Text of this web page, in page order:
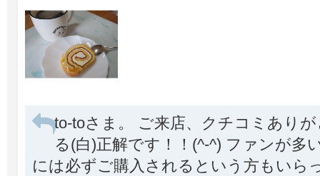
to-toさま。 ご来店、クチコミあり
る(白)正解です！！(^-^) ファンが多
には必ずご購入されるという方もいら